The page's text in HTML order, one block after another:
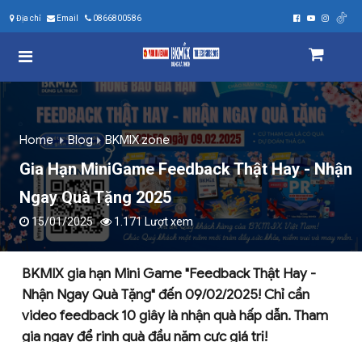
Địa chỉ Email 0866800586
Home Blog BKMIX zone
Gia Hạn MiniGame Feedback Thật Hay - Nhận
Ngay Quà Tặng 2025
15/01/2025 1.171 Lượt xem
BKMIX gia hạn Mini Game "Feedback Thật Hay -
Nhận Ngay Quà Tặng" đến 09/02/2025! Chỉ cần
video feedback 10 giây là nhận quà hấp dẫn. Tham
gia ngay để rinh quà đầu năm cực giá trị!